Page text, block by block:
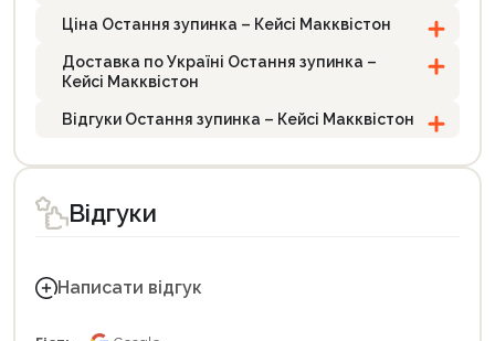
Ціна Остання зупинка – Кейсі Макквістон
Доставка по Україні Остання зупинка –
Кейсі Макквістон
Відгуки Остання зупинка – Кейсі Макквістон
Відгуки
Написати відгук